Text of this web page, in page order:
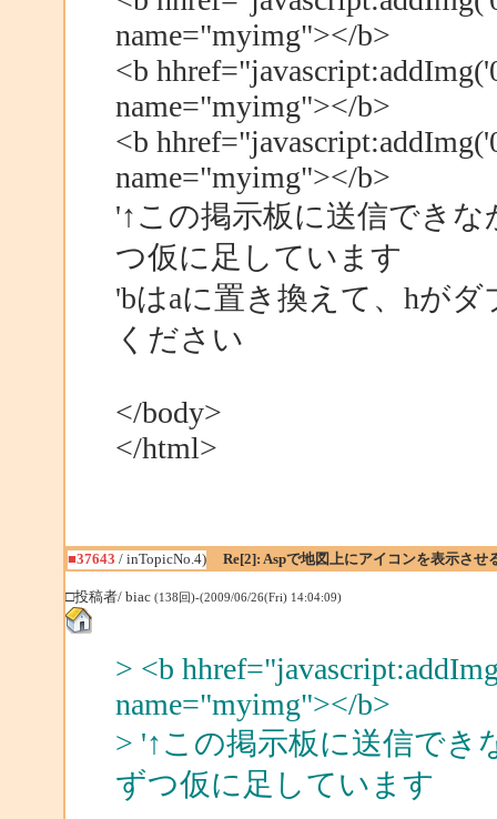
name="myimg"></b>
<b
name="myimg"></b>
<b
name="myimg"></b>
'↑この掲示板に送信でき
つ仮に足しています
'bはaに置き換えて、hが
ください
</body>
</html>
■37643 / inTopicNo.4) Re[2]: Aspで地図上にアイコンを表示させ
□投稿者/ biac (138回)-(2009/06/26(Fri) 14:04:09)
> <b
name="myimg"></b>
> '↑この掲示板に送信でき
ずつ仮に足しています